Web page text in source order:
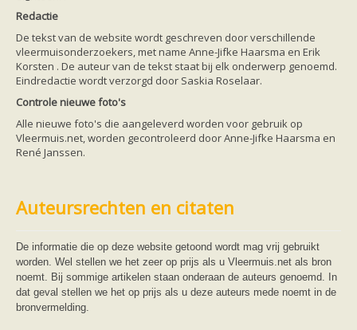
Redactie
De tekst van de website wordt geschreven door verschillende
vleermuisonderzoekers, met name Anne-Jifke Haarsma en Erik
Korsten . De auteur van de tekst staat bij elk onderwerp genoemd.
Eindredactie wordt verzorgd door Saskia Roselaar.
Controle nieuwe foto's
Alle nieuwe foto's die aangeleverd worden voor gebruik op
Vleermuis.net, worden gecontroleerd door Anne-Jifke Haarsma en
René Janssen.
Auteursrechten en citaten
De informatie die op deze website getoond wordt mag vrij gebruikt
worden. Wel stellen we het zeer op prijs als u Vleermuis.net als bron
noemt. Bij sommige artikelen staan onderaan de auteurs genoemd. In
dat geval stellen we het op prijs als u deze auteurs mede noemt in de
bronvermelding.